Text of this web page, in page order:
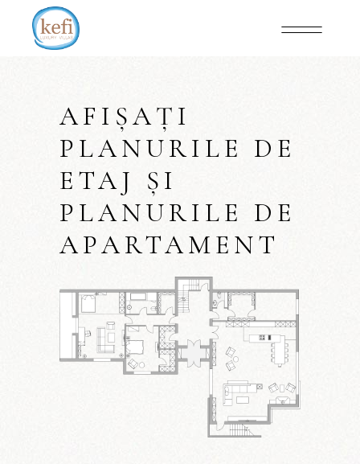
AFIȘAȚI
PLANURILE DE
ETAJ ȘI
PLANURILE DE
APARTAMENT